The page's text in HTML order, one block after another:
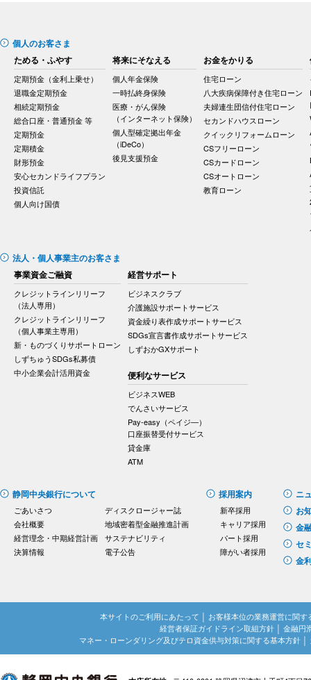
個人のお客さま
ためる・ふやす
定期預金（金利上乗せ）
退職金定期預金
相続定期預金
総合口座・普通預金 等
定期預金
定期積金
財形預金
安心セカンドライフプラン
投資信託
個人向け国債
将来にそなえる
個人年金保険
一時払終身保険
医療・がん保険
（インターネット保険）
個人型確定拠出年金
（iDeCo）
後見支援預金
お金をかりる
住宅ローン
八大疾病保障付き住宅ローン
夫婦連生団信付住宅ローン
セカンドハウスローン
クイックリフォームローン
CSフリーローン
CSカードローン
CSオートローン
教育ローン
法人・個人事業主のお客さま
事業資金ご融資
クレジットラインリリーフ
（法人専用）
クレジットラインリリーフ
（個人事業主専用）
新・ものづくりサポートローン
しずちゅうSDGs私募債
中小企業会計活用資金
経営サポート
ビジネスクラブ
介護施設サポートサービス
資金繰り表作成サポートサービス
SDGs宣言書作成サポートサービス
しずおかGXサポート
便利なサービス
ビジネスWEB
でんさいサービス
Pay-easy（ペイジ―）
口座振替受付サービス
貸金庫
ATM
静岡中央銀行について
ごあいさつ
会社概要
経営理念・中期経営計画
決算情報
ディスクロージャー誌
地域密着型金融推進計画
サステナビリティ
電子公告
採用案内
新卒採用
キャリア採用
パート採用
障がい者採用
ニ
お
金
セ
金
本サイトのご利用にあたって │ お客様本位の業務運営に関す
経営者保証ガイドライン取組方針│ 金融円
マネー・ローンダリング及びテロ資金供与対策に関する基本方針 │